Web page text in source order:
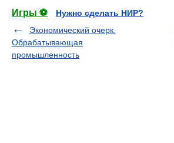
Игры ⚽
Нужно сделать НИР?
Экономический очерк.
Обрабатывающая
промышленность